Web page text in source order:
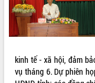
Nâng cao hiệu quả hoạt
doanh nghiệp nhà nước
Hội nghị triển khai kết nối
truyền số liệu chuyên dùng
quan Đảng, Nhà nước
Lễ phát động chuỗi hoạt
kinh tế - xã hội, đảm
vụ tháng 6. Dự phiên